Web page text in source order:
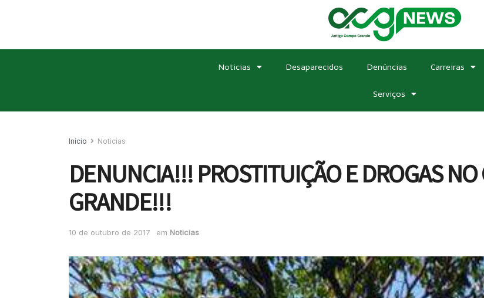
Noticias Desaparecidos Denúncias Carreiras
Serviços
Início Noticias
DENUNCIA!!! PROSTITUIÇÃO E DROGAS
GRANDE!!!
10 de outubro de 2017 em Noticias